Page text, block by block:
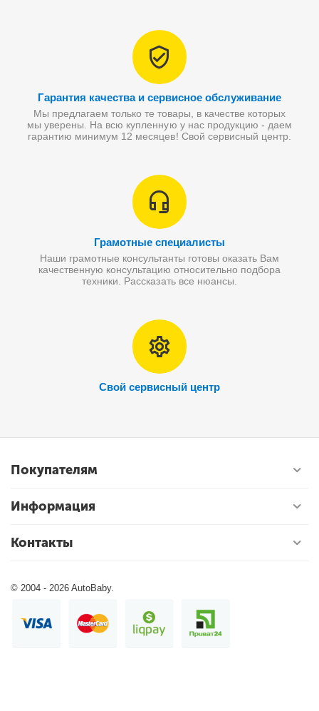
Гарантия качества и сервисное обслуживание
Мы предлагаем только те товары, в качестве которых
мы уверены. На всю купленную у нас продукцию - даем
гарантию минимум 12 месяцев! Свой сервисный центр.
Грамотные специалисты
Наши грамотные консультанты готовы оказать Вам
качественную консультацию относительно подбора
техники. Рассказать все нюансы.
Свой сервисный центр
Покупателям
Информация
Контакты
© 2004 - 2026 AutoBaby.